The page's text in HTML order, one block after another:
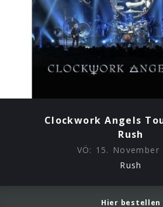
Clockwork Angels
Rush
VÖ: 15. November
Rush
Hier bestellen